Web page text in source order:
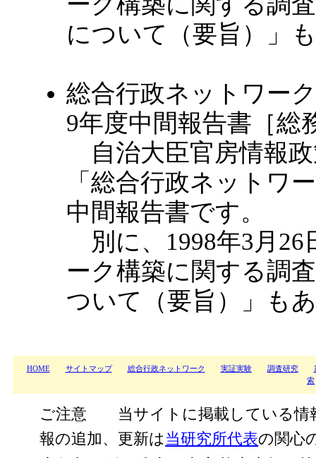
について（要旨）」
総合行政ネットワー
9年度中間報告書［総
自治大臣官房情報
「総合行政ネットワ
中間報告書です。
別に、1998年3月26
ーク構築に関する調
ついて（要旨）」も
HOME サイトマップ 総合行政ネットワーク 実証実験 調査研究
索
ご注意 当サイトに掲載している情
報の追加、更新は 当研究所代表の関心